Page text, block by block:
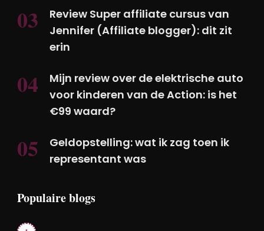
Review Super affiliate cursus van
Jennifer (Affiliate blogger): dit zit
erin
Mijn review over de elektrische auto
voor kinderen van de Action: is het
€99 waard?
Geldopstelling: wat ik zag toen ik
representant was
Populaire blogs